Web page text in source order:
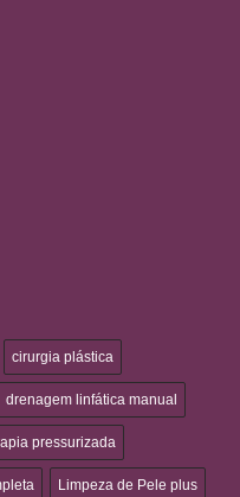
cirurgia plástica
drenagem linfática manual
pressurizada
Limpeza de Pele plus